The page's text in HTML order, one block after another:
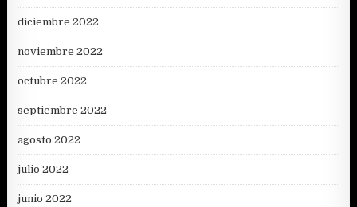
diciembre 2022
noviembre 2022
octubre 2022
septiembre 2022
agosto 2022
julio 2022
junio 2022